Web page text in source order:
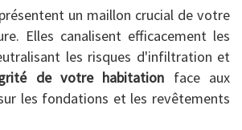
un maillon crucial de votre
Elles canalisent efficacement les
les risques d'infiltration et
de votre habitation face aux
les fondations et les revêtements